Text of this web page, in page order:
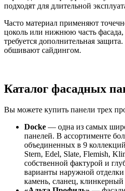
подходят для длительной
Часто материал применяют
цоколь или нижнюю часть фасада,
требуется дополнительная
обшивают сайдингом.
Каталог фасадных
Вы можете купить панели трех
Docke — одна из самых
панелей. В ассортименте
объединенных в 9
Stern, Edel, Slate, Flemish,
собственной фактурой и
варианты наружной
камень, сланец,